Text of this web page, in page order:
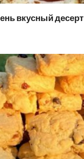
вкусный десерт